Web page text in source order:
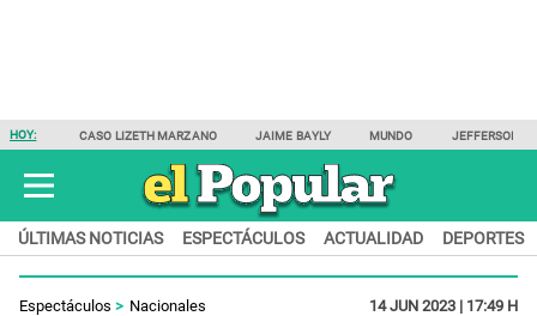
HOY: CASO LIZETH MARZANO JAIME BAYLY MUNDO JEFFERSON
ÚLTIMAS NOTICIAS ESPECTÁCULOS ACTUALIDAD DEPORTES
Espectáculos Nacionales 14 JUN 2023 | 17:49 H